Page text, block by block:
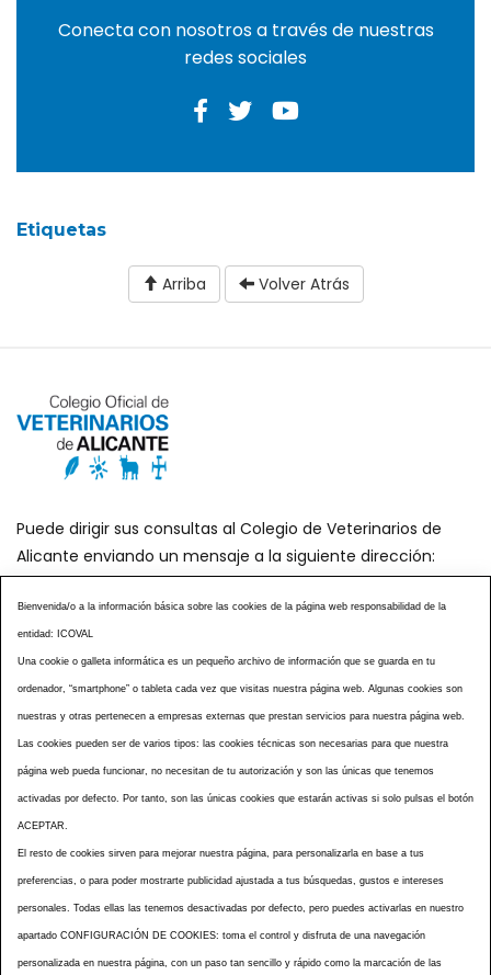
Conecta con nosotros a través de nuestras
redes sociales
Etiquetas
Arriba Volver Atrás
Puede dirigir sus consultas al Colegio de Veterinarios de
Alicante enviando un mensaje a la siguiente dirección:
secretaria@icoval.org
¿SABÍAS QUÉ?
CENTROS VETERINARIOS
TABLÓN ANUNCIOS
CURSOS Y EVENTOS
TÉRMINOS Y CONDICIONES
ESPECIAL COVID 19
NOTICIAS
ACCESIBILIDAD
AVISO LEGAL
POLÍTICA PRIVACIDAD
POLÍTICA DE COOKIES
NOTICIAS ICOVAL
NOTICIAS OCV
Bienvenida/o a la información básica sobre las cookies de la página web responsabilidad de la
entidad: ICOVAL
Una cookie o galleta informática es un pequeño archivo de información que se guarda en tu
ordenador, “smartphone” o tableta cada vez que visitas nuestra página web. Algunas cookies son
nuestras y otras pertenecen a empresas externas que prestan servicios para nuestra página web.
Las cookies pueden ser de varios tipos: las cookies técnicas son necesarias para que nuestra
página web pueda funcionar, no necesitan de tu autorización y son las únicas que tenemos
activadas por defecto. Por tanto, son las únicas cookies que estarán activas si solo pulsas el botón
ACEPTAR.
El resto de cookies sirven para mejorar nuestra página, para personalizarla en base a tus
preferencias, o para poder mostrarte publicidad ajustada a tus búsquedas, gustos e intereses
personales. Todas ellas las tenemos desactivadas por defecto, pero puedes activarlas en nuestro
apartado CONFIGURACIÓN DE COOKIES: toma el control y disfruta de una navegación
personalizada en nuestra página, con un paso tan sencillo y rápido como la marcación de las